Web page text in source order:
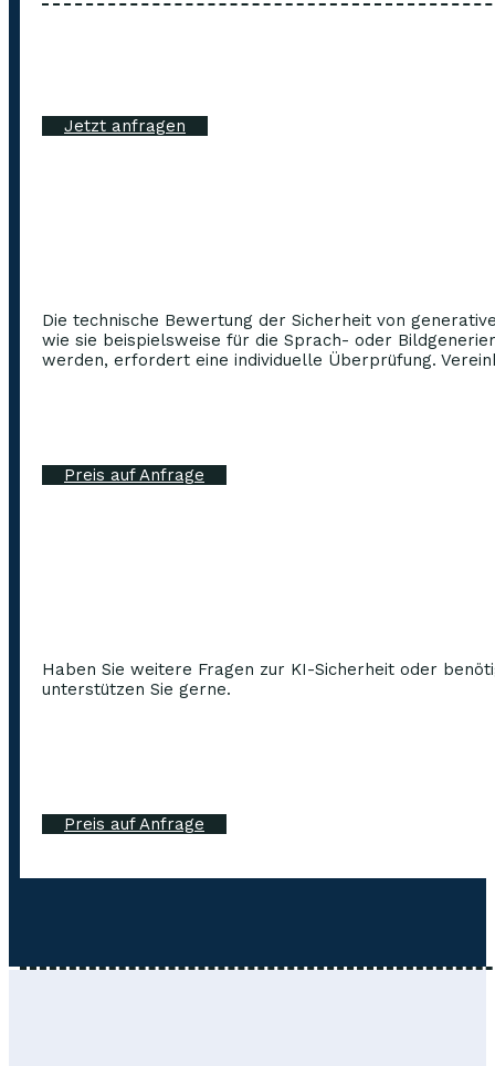
Jetzt anfragen
Die technische Bewertung der Sicherheit von
wie sie beispielsweise für die Sprach- oder
werden, erfordert eine individuelle Überprüfung.
Preis auf Anfrage
Haben Sie weitere Fragen zur KI-Sicherheit oder
unterstützen Sie gerne.
Preis auf Anfrage